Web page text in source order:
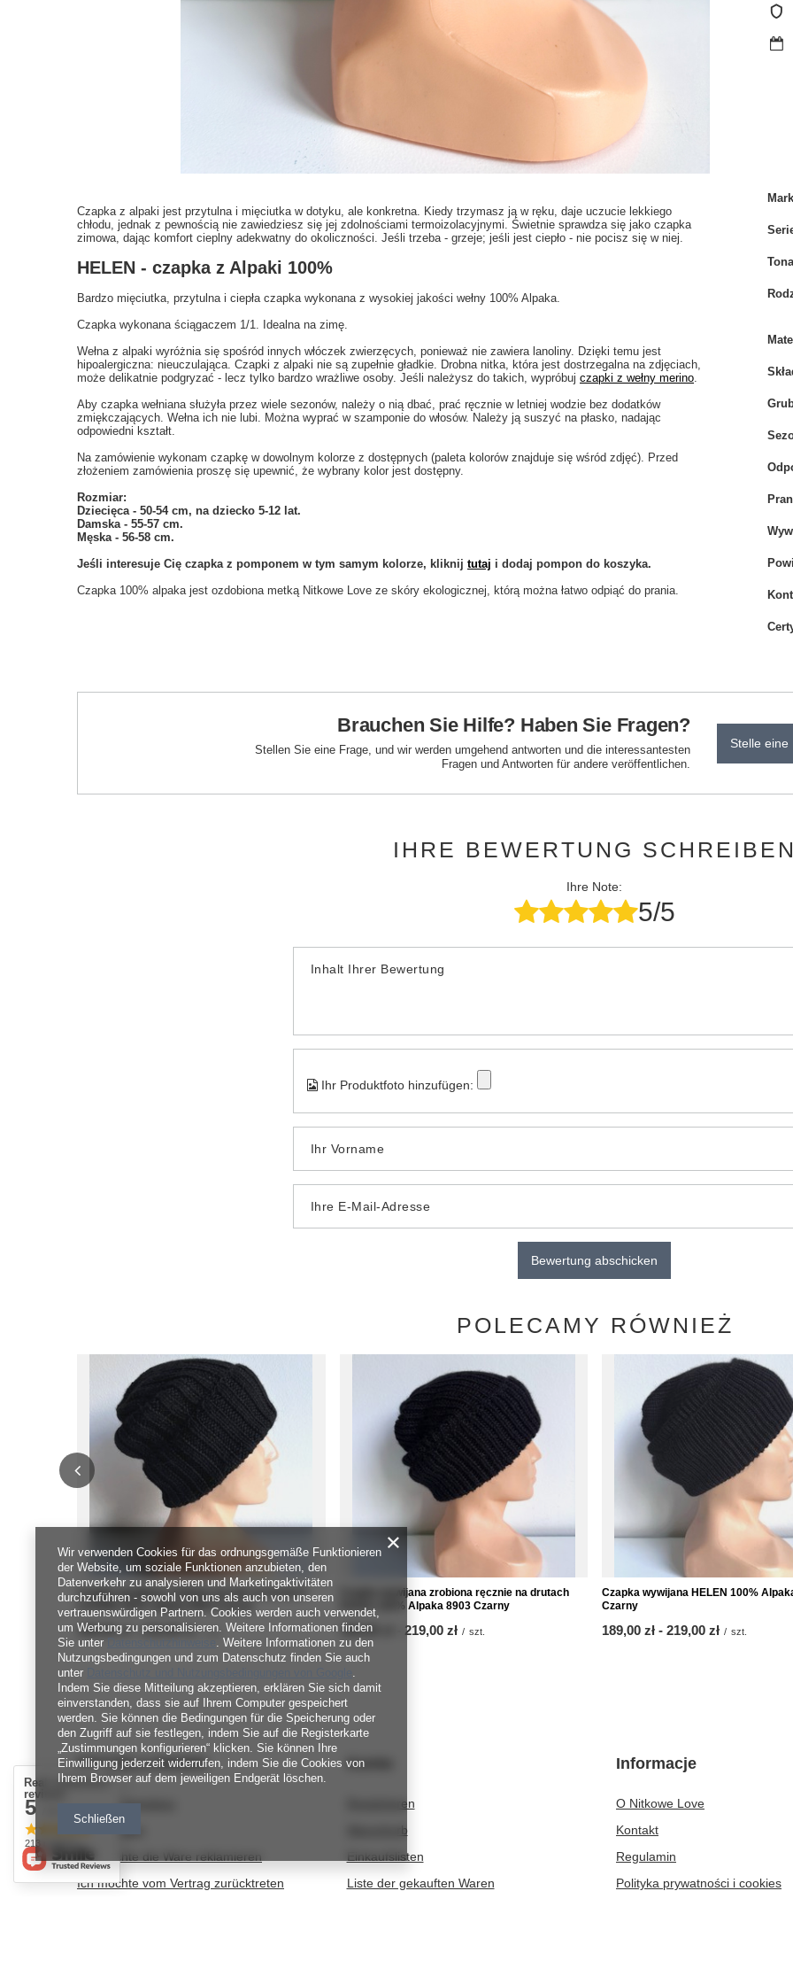
Czapka z alpaki jest przytulna i mięciutka w dotyku, ale konkretna. Kiedy trzymasz ją w ręku, daje uczucie lekkiego
chłodu, jednak z pewnością nie zawiedziesz się jej zdolnościami termoizolacyjnymi. Świetnie sprawdza się jako czapka
zimowa, dając komfort cieplny adekwatny do okoliczności. Jeśli trzeba - grzeje; jeśli jest ciepło - nie pocisz się w niej.
HELEN - czapka z Alpaki 100%
Bardzo mięciutka, przytulna i ciepła czapka wykonana z wysokiej jakości wełny 100% Alpaka.
Czapka wykonana ściągaczem 1/1. Idealna na zimę.
Wełna z alpaki wyróżnia się spośród innych włóczek zwierzęcych, ponieważ nie zawiera lanoliny. Dzięki temu jest
hipoalergiczna: nieuczulająca. Czapki z alpaki nie są zupełnie gładkie. Drobna nitka, która jest dostrzegalna na zdjęciach,
może delikatnie podgryzać - lecz tylko bardzo wrażliwe osoby. Jeśli należysz do takich, wypróbuj czapki z wełny merino.
Aby czapka wełniana służyła przez wiele sezonów, należy o nią dbać, prać ręcznie w letniej wodzie bez dodatków
zmiękczających. Wełna ich nie lubi. Można wyprać w szamponie do włosów. Należy ją suszyć na płasko, nadając
odpowiedni kształt.
Na zamówienie wykonam czapkę w dowolnym kolorze z dostępnych (paleta kolorów znajduje się wśród zdjęć). Przed
złożeniem zamówienia proszę się upewnić, że wybrany kolor jest dostępny.
Rozmiar:
Dziecięca - 50-54 cm, na dziecko 5-12 lat.
Damska - 55-57 cm.
Męska - 56-58 cm.
Jeśli interesuje Cię czapka z pomponem w tym samym kolorze, kliknij tutaj i dodaj pompon do koszyka.
Czapka 100% alpaka jest ozdobiona metką Nitkowe Love ze skóry ekologicznej, którą można łatwo odpiąć do prania.
Brauchen Sie Hilfe? Haben Sie Fragen?
Stellen Sie eine Frage, und wir werden umgehend antworten und die interessantesten
Fragen und Antworten für andere veröffentlichen.
Stelle eine
IHRE BEWERTUNG
Ihre Note:
5/5
Inhalt Ihrer Bewertung
Ihr Produktfoto hinzufügen:
Ihr Vorname
Ihre E-Mail-Adresse
Bewertung abschicken
POLECAMY RÓWNIEŻ
Czapka wywijana zrobiona ręcznie na drutach
LAURIN 100% Alpaka 8903 Czarny
ab
189,00 zł- bis
219,00 zł / szt.
Czapka wywijana zrobiona ręcznie na drutach
KIARA 100% Alpaka 8903 Czarny
ab
189,00 zł bis
219,00 zł / szt.
Czapka wywijana HELEN 100%
Czarny
ab
189,00 zł - bis
219,00 zł / szt.
BESTELLUNGEN
Bestellungsstatus
Ich möchte die Ware reklamieren
Ich möchte vom Vertrag zurücktreten
Konto
Registrieren
Warenkorb
Einkaufslisten
Liste der gekauften Waren
Informacje
O Nitkowe Love
Kontakt
Regulamin
Polityka prywatności i cookies
Real customers
reviews
5
213 reviews
Wir verwenden Cookies für das ordnungsgemäße Funktionieren
der Website, um soziale Funktionen anzubieten, den
Datenverkehr zu analysieren und Marketingaktivitäten
durchzuführen - sowohl von uns als auch von unseren
vertrauenswürdigen Partnern. Cookies werden auch verwendet,
um Werbung zu personalisieren. Weitere Informationen finden
Sie unter
. Weitere Informationen zu den
Nutzungsbedingungen und zum Datenschutz finden Sie auch
unter
.
Indem Sie diese Mitteilung akzeptieren, erklären Sie sich damit
einverstanden, dass sie auf Ihrem Computer gespeichert
werden. Sie können die Bedingungen für die Speicherung oder
den Zugriff auf sie festlegen, indem Sie auf die Registerkarte
„Zustimmungen konfigurieren“ klicken. Sie können Ihre
Einwilligung jederzeit widerrufen, indem Sie die Cookies von
Ihrem Browser auf dem jeweiligen Endgerät löschen.
Schließen